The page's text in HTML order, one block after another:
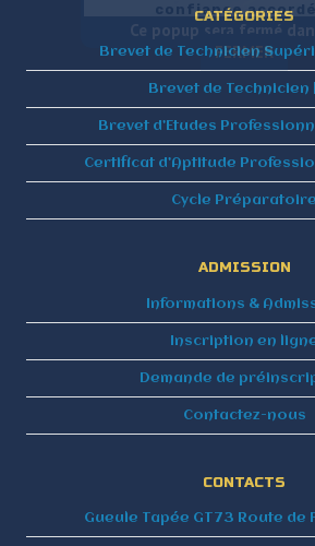
CATÉGORIES
Brevet de Technicien
Brevet de Technicien |
Brevet d’Etudes
Certificat d’Aptitude
Cycle Préparatoire
ADMISSION
Informations &
Inscription en
Demande de
Contactez-nous
CONTACTS
Gueule Tapée GT73 Route de
Ce popup sera fermé
confiance
FERMER